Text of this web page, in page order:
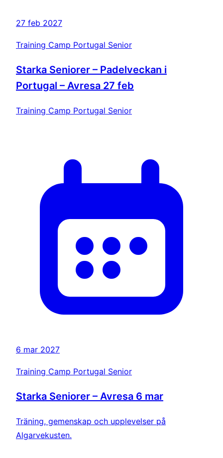
27 feb 2027
Training Camp Portugal Senior
Starka Seniorer – Padelveckan i
Portugal – Avresa 27 feb
Training Camp Portugal Senior
6 mar 2027
Training Camp Portugal Senior
Starka Seniorer – Avresa 6 mar
Träning, gemenskap och upplevelser på
Algarvekusten.